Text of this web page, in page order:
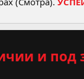
и под